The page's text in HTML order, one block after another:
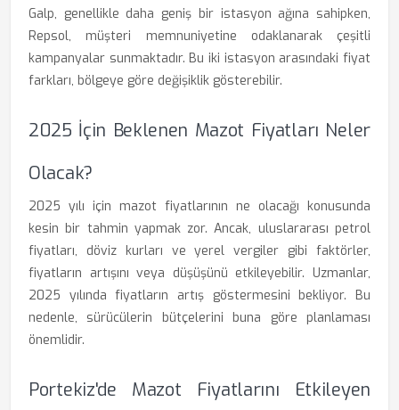
Galp, genellikle daha geniş bir istasyon ağına sahipken,
Repsol, müşteri memnuniyetine odaklanarak çeşitli
kampanyalar sunmaktadır. Bu iki istasyon arasındaki fiyat
farkları, bölgeye göre değişiklik gösterebilir.
2025 İçin Beklenen Mazot Fiyatları Neler
Olacak?
2025 yılı için mazot fiyatlarının ne olacağı konusunda
kesin bir tahmin yapmak zor. Ancak, uluslararası petrol
fiyatları, döviz kurları ve yerel vergiler gibi faktörler,
fiyatların artışını veya düşüşünü etkileyebilir. Uzmanlar,
2025 yılında fiyatların artış göstermesini bekliyor. Bu
nedenle, sürücülerin bütçelerini buna göre planlaması
önemlidir.
Portekiz'de Mazot Fiyatlarını Etkileyen